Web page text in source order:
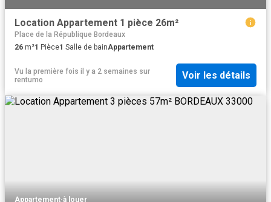
Location Appartement 1 pièce 26m²
Place de la République Bordeaux
26 m²1 Pièce1 Salle de bainAppartement
Vu la première fois il y a 2 semaines sur
rentumo
Voir les détails
Appartement·à louer